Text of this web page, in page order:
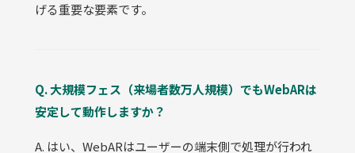
げる重要な要素です。
Q. 大規模フェス（来場者数万人規模）でもWebARは
安定して動作しますか？
A. はい、WebARはユーザーの端末側で処理が行われ